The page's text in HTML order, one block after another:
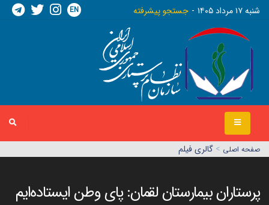
شنبه ١٧ مرداد ١٤٠٥ جستجو پیشرفته EN
صفحه اصلي > گالری فیلم
پرستاران بیمارستان لقمان: پای وطن ایستاده‌ایم